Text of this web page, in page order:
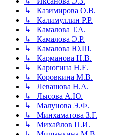
↳ Казимирова О.В.
↳ Калимуллин Р.Р.
↳ Камалова Т.А.
↳ Камалова Э.Р.
↳ Камалова Ю.Ш.
↳ Карманова Н.В.
↳ Карюгина Н.Е.
↳ Коровкина М.В.
↳ Левашова Н.А.
↳ Лысова А.Ю.
↳ Малунова Э.Ф.
↳ Минхаматова З.Г.
↳ Михайлов П.И.